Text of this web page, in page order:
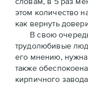
этом количество
как вернуть
В свою очередь
трудолюбивые
его мнению, нужна
также
кирпичного